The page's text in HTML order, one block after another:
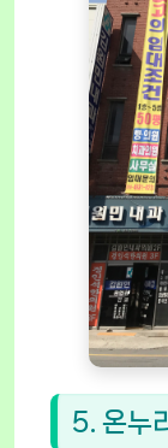
5. 온누